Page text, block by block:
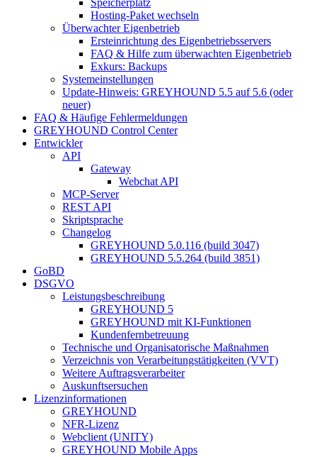
Speicherplatz
Hosting-Paket wechseln
Überwachter Eigenbetrieb
Ersteinrichtung des Eigenbetriebsservers
FAQ & Hilfe zum überwachten Eigenbetrieb
Exkurs: Backups
Systemeinstellungen
Update-Hinweis: GREYHOUND 5.5 auf 5.6 (oder
neuer)
FAQ & Häufige Fehlermeldungen
GREYHOUND Control Center
Entwickler
API
Gateway
Webchat API
MCP-Server
REST API
Skriptsprache
Changelog
GREYHOUND 5.0.116 (build 3047)
GREYHOUND 5.5.264 (build 3851)
GoBD
DSGVO
Leistungsbeschreibung
GREYHOUND 5
GREYHOUND mit KI-Funktionen
Kundenfernbetreuung
Technische und Organisatorische Maßnahmen
Verzeichnis von Verarbeitungstätigkeiten (VVT)
Weitere Auftragsverarbeiter
Auskunftsersuchen
Lizenzinformationen
GREYHOUND
NFR-Lizenz
Webclient (UNITY)
GREYHOUND Mobile Apps